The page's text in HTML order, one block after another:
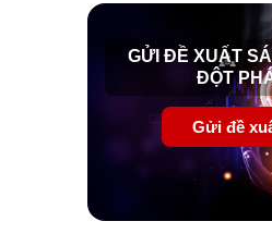
GỬI ĐỀ XUẤT
ĐỘT
Gửi đề